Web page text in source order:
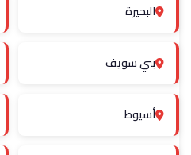
البحيرة
بني سويف
أسيوط